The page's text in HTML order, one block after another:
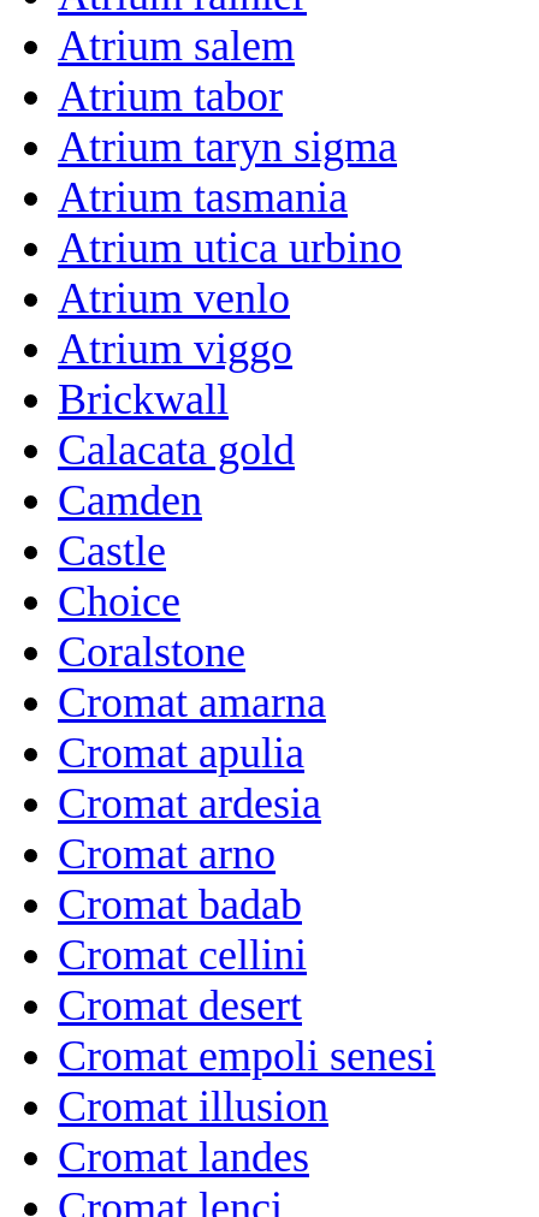
Atrium salem
Atrium tabor
Atrium taryn sigma
Atrium tasmania
Atrium utica urbino
Atrium venlo
Atrium viggo
Brickwall
Calacata gold
Camden
Castle
Choice
Coralstone
Cromat amarna
Cromat apulia
Cromat ardesia
Cromat arno
Cromat badab
Cromat cellini
Cromat desert
Cromat empoli senesi
Cromat illusion
Cromat landes
Cromat lenci